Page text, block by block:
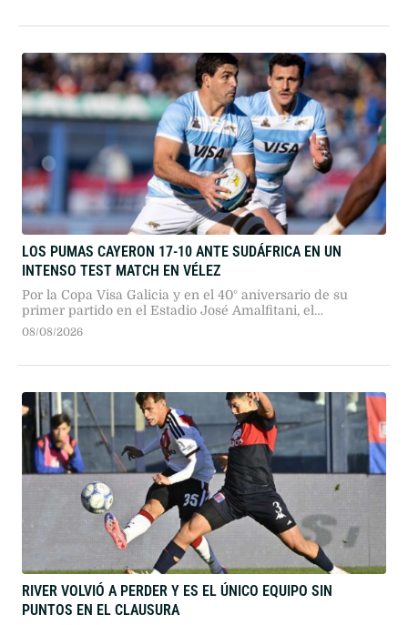
LOS PUMAS CAYERON 17-10 ANTE SUDÁFRICA EN UN
INTENSO TEST MATCH EN VÉLEZ
Por la Copa Visa Galicia y en el 40° aniversario de su
primer partido en el Estadio José Amalfitani, el
seleccionado argentino dio pelea ante los bicampeones
08/08/2026
RIVER VOLVIÓ A PERDER Y ES EL ÚNICO EQUIPO SIN
PUNTOS EN EL CLAUSURA